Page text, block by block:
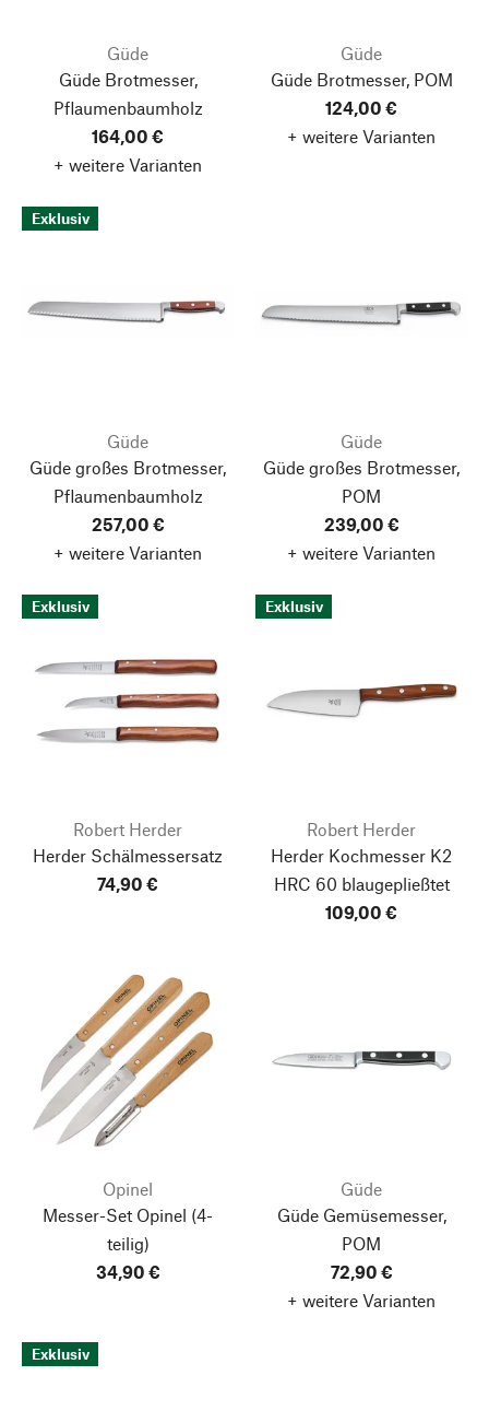
Güde
Güde Brotmesser,
Pflaumenbaumholz
164,00 €
+ weitere Varianten
Güde
Güde Brotmesser, POM
124,00 €
+ weitere Varianten
Exklusiv
Güde
Güde großes Brotmesser,
Pflaumenbaumholz
257,00 €
+ weitere Varianten
Güde
Güde großes Brotmesser,
POM
239,00 €
+ weitere Varianten
Exklusiv
Robert Herder
Herder Schälmessersatz
74,90 €
Exklusiv
Robert Herder
Herder Kochmesser K2
HRC 60 blaugepließtet
109,00 €
Opinel
Messer-Set Opinel (4-
teilig)
34,90 €
Güde
Güde Gemüsemesser,
POM
72,90 €
+ weitere Varianten
Exklusiv